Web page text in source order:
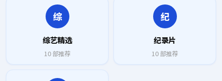
综
综艺精选
10部推荐
纪
纪录片
10部推荐